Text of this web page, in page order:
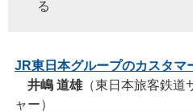
る
JR東日本グループのカスタマ
井嶋 道雄（東日本旅客鉄道
ャー）